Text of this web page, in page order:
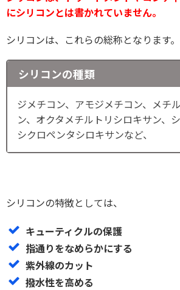
にシリコンとは書かれていません。
シリコンは、これらの総称となります。
シリコンの種類
ジメチコン、アモジメチコン、メチ
ン、オクタメチルトリシロキサン、
シクロペンタシロキサンなど、
シリコンの特徴としては、
キューティクルの保護
指通りをなめらかにする
紫外線のカット
撥水性を高める